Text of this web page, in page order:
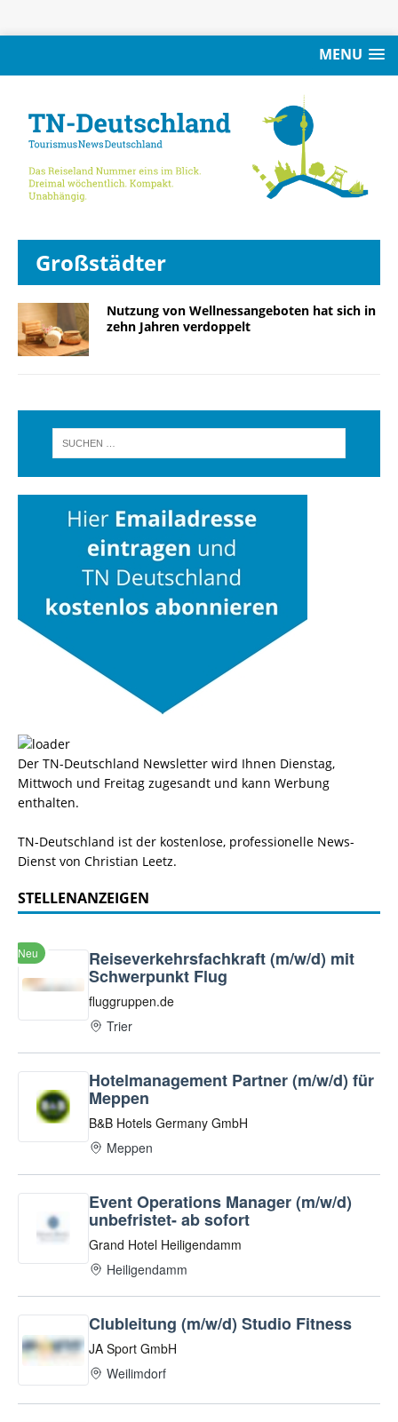
MENU
Großstädter
Nutzung von Wellnessangeboten hat sich in
zehn Jahren verdoppelt
Der TN-Deutschland Newsletter wird Ihnen Dienstag,
Mittwoch und Freitag zugesandt und kann Werbung
enthalten.
TN-Deutschland ist der kostenlose, professionelle News-
Dienst von Christian Leetz.
STELLENANZEIGEN